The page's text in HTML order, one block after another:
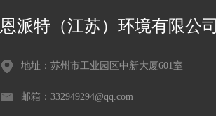
恩派特（江苏）环境有限公司
地址：苏州市工业园区中新大厦601室
邮箱：332949294@qq.com